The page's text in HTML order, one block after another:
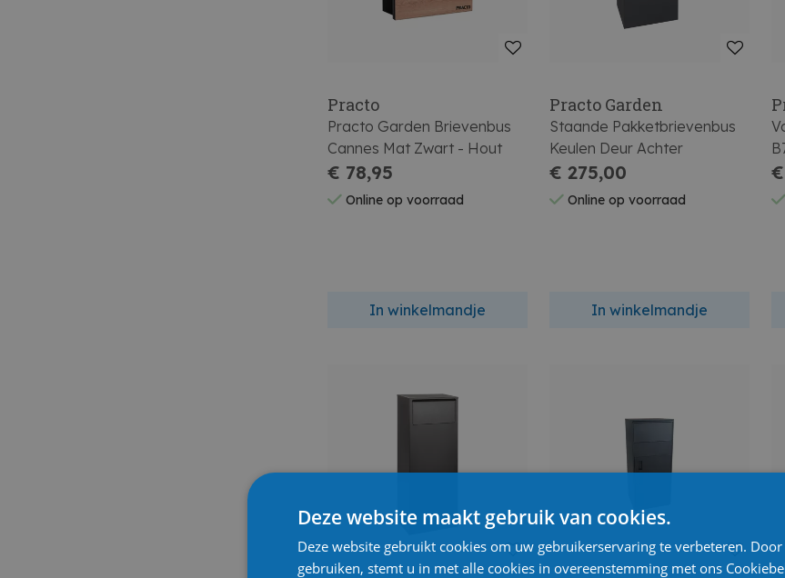
Practo
Practo Garden Brievenbus
Cannes Mat Zwart - Hout
€ 78,95
Online op voorraad
In winkelmandje
Practo Garden
Staande Pakketbrievenbus
Keulen Deur Achter
€ 275,00
Online op voorraad
In winkelmandje
Deze website maakt gebruik van cookies.
Deze website gebruikt cookies om uw gebruikerservaring te verbeteren.
gebruiken, stemt u in met alle cookies in overeenstemming met ons